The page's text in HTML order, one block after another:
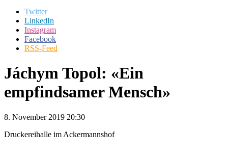
Twitter
LinkedIn
Instagram
Facebook
RSS-Feed
Jáchym Topol: «Ein
empfindsamer Mensch»
8. November 2019 20:30
Druckereihalle im Ackermannshof